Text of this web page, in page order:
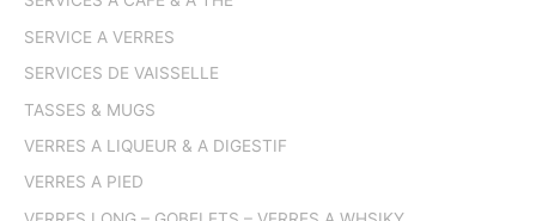
SERVICE A VERRES
SERVICES DE VAISSELLE
TASSES & MUGS
VERRES A LIQUEUR & A DIGESTIF
VERRES A PIED